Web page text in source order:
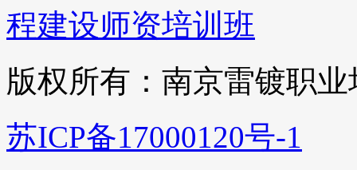
程建设师资培训班
版权所有：南京雷镀职
苏ICP备17000120号-1